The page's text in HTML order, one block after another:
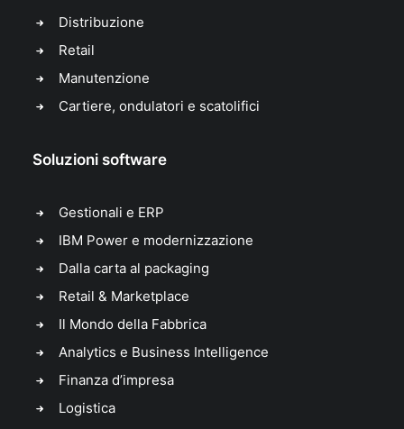
Distribuzione
Retail
Manutenzione
Cartiere, ondulatori e scatolifici
Soluzioni software
Gestionali e ERP
IBM Power e modernizzazione
Dalla carta al packaging
Retail & Marketplace
Il Mondo della Fabbrica
Analytics e Business Intelligence
Finanza d’impresa
Logistica